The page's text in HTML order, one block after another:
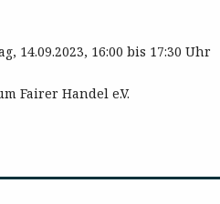
14.09.2023, 16:00 bis 17:30 Uhr
Fairer Handel e.V.